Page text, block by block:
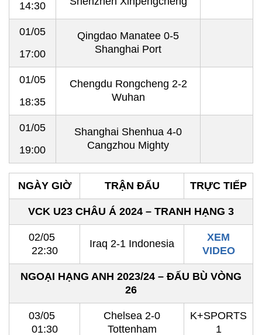
14:30
01/05
17:00
Qingdao Manatee 0-5
Shanghai Port
01/05
18:35
Chengdu Rongcheng 2-2
Wuhan
01/05
19:00
Shanghai Shenhua 4-0
Cangzhou Mighty
NGÀY GIỜ TRẬN ĐẤU TRỰC TIẾP
VCK U23 CHÂU Á 2024 – TRANH HẠNG 3
02/05
22:30
Iraq 2-1 Indonesia
XEM
VIDEO
NGOẠI HẠNG ANH 2023/24 – ĐẤU BÙ VÒNG
26
03/05
01:30
Chelsea 2-0
Tottenham
K+SPORTS
1